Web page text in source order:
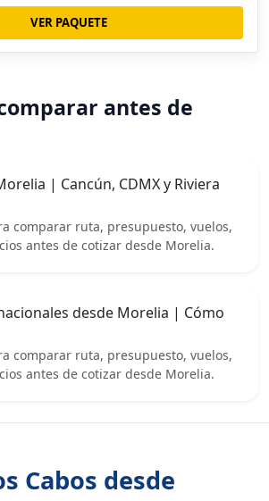
VER PAQUETE
antes de
| Cancún, CDMX y Riviera
comparar ruta, presupuesto, vuelos,
antes de cotizar desde Morelia.
desde Morelia | Cómo
comparar ruta, presupuesto, vuelos,
antes de cotizar desde Morelia.
Cabos desde